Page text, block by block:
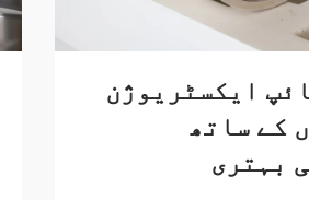
ایکسٹریوژن
کے ساتھ
بہتری